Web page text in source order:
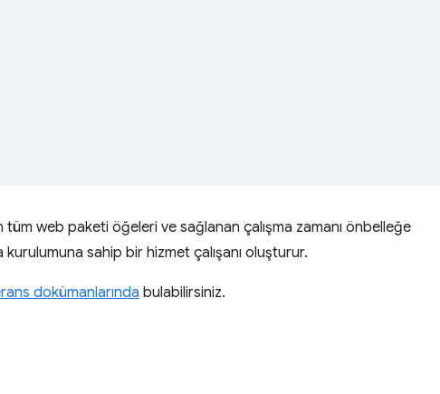
tüm web paketi öğeleri ve sağlanan çalışma zamanı önbelleğe
sahip bir hizmet çalışanı oluşturur.
dokümanlarında bulabilirsiniz.